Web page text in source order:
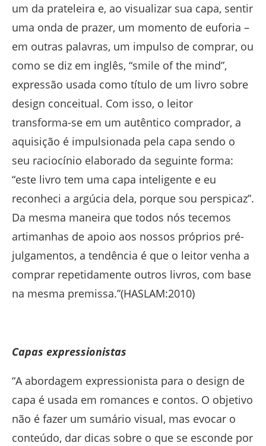
um da prateleira e, ao visualizar sua capa, sentir
uma onda de prazer, um momento de euforia –
em outras palavras, um impulso de comprar, ou
como se diz em inglês, “smile of the mind”,
expressão usada como título de um livro sobre
design conceitual. Com isso, o leitor
transforma-se em um autêntico comprador, a
aquisição é impulsionada pela capa sendo o
seu raciocínio elaborado da seguinte forma:
“este livro tem uma capa inteligente e eu
reconheci a argúcia dela, porque sou perspicaz”.
Da mesma maneira que todos nós tecemos
artimanhas de apoio aos nossos próprios pré-
julgamentos, a tendência é que o leitor venha a
comprar repetidamente outros livros, com base
na mesma premissa.”(HASLAM:2010)
Capas expressionistas
“A abordagem expressionista para o design de
capa é usada em romances e contos. O objetivo
não é fazer um sumário visual, mas evocar o
conteúdo, dar dicas sobre o que se esconde por